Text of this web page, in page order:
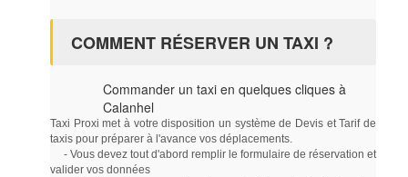
COMMENT RÉSERVER UN TAXI ?
Commander un taxi en quelques cliques à
Calanhel
Taxi Proxi met à votre disposition un système de Devis et Tarif de
taxis pour préparer à l'avance vos déplacements.
- Vous devez tout d'abord remplir le formulaire de réservation et
valider vos données